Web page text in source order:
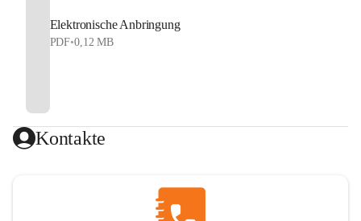
Elektronische Anbringung
PDF•0,12 MB
Kontakte